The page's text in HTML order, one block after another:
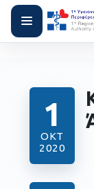
1
ΟΚΤ
2020